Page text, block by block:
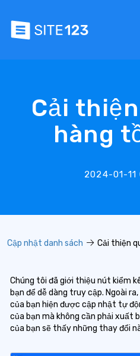
Cải
hàng
2024-01-
Cập nhật danh sách Cải thiện
Chúng tôi đã giới thiệu nút kiểm
bạn để dễ dàng truy cập. Ngoài
của bạn hiện được cập nhật tự
của bạn mà không cần phải xuất
của bạn sẽ thấy những thay đổi